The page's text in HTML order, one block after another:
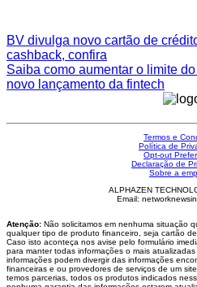
BV divulga novo cartão de
cashback, confira
Saiba como aumentar o limite
novo lançamento da fintech
Termos e
Política de
Opt-out
Declaração de
Sobre a
ALPHAZEN
Email:
Atenção: Não solicitamos em nenhuma situação
qualquer tipo de produto financeiro, seja cartão
Caso isto aconteça nos avise pelo formulário
para manter todas informações o mais
informações podem divergir das informações
financeiras e ou provedores de serviços de um
temos parcerias, todos os produtos indicados